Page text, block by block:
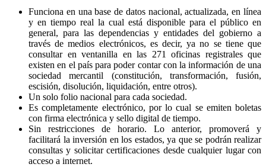
Funciona en una base de datos nacional, actualizada, en línea
y en tiempo real la cual está disponible para el público en
general, para las dependencias y entidades del gobierno a
través de medios electrónicos, es decir, ya no se tiene que
consultar en ventanilla en las 271 oficinas registrales que
existen en el país para poder contar con la información de una
sociedad mercantil (constitución, transformación, fusión,
escisión, disolución, liquidación, entre otros).
Un solo folio nacional para cada sociedad.
Es completamente electrónico, por lo cual se emiten boletas
con firma electrónica y sello digital de tiempo.
Sin restricciones de horario. Lo anterior, promoverá y
facilitará la inversión en los estados, ya que se podrán realizar
consultas y solicitar certificaciones desde cualquier lugar con
acceso a internet.